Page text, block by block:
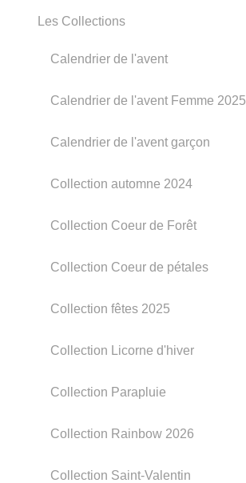
Les Collections
Calendrier de l'avent
Calendrier de l'avent Femme 2025
Calendrier de l'avent garçon
Collection automne 2024
Collection Coeur de Forêt
Collection Coeur de pétales
Collection fêtes 2025
Collection Licorne d'hiver
Collection Parapluie
Collection Rainbow 2026
Collection Saint-Valentin